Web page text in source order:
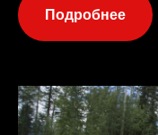
Подробнее